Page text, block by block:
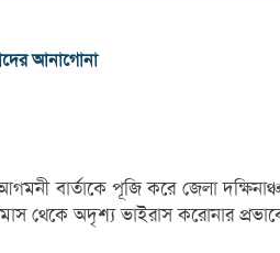
আনাগোনা
বার্তাকে পূজি করে জেলা
থেকে অদৃশ্য ভাইরাস করোনার